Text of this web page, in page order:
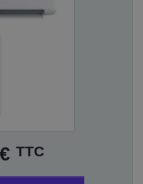
TTC